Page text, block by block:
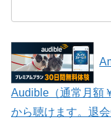
Audible（通常月額
から聴けます。退会